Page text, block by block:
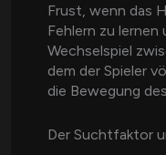
Frust, wenn das
Fehlern zu lernen
Wechselspiel
dem der Spieler
die Bewegung
Der Suchtfaktor